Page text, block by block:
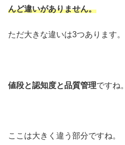
んど違いがありません。
ただ大きな違いは3つあります。
値段と認知度と品質管理ですね。
ここは大きく違う部分ですね。